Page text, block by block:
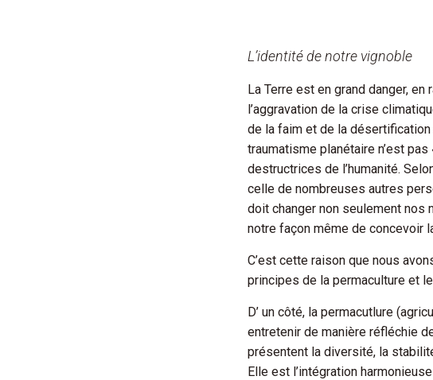
L’identité de notre vignoble
La Terre est en grand danger,
l’aggravation de la crise
de la faim et de la
traumatisme planétaire n’est
destructrices de l’humanité.
celle de nombreuses autres
doit changer non seulement nos
notre façon même de concevoir
C’est cette raison que nous
principes de la permaculture et
D’ un côté, la permacutlure
entretenir de manière réfléchie
présentent la diversité, la
Elle est l’intégration